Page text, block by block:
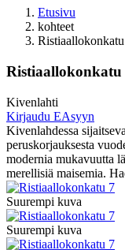
Etusivu
kohteet
Ristiaallokonkatu
Kivenlahti
Kirjaudu EAsyyn
Kivenlahdessa
peruskorjauksesta
modernia mukavuutta
merellisiä maisemia.
Suurempi kuva
Suurempi kuva